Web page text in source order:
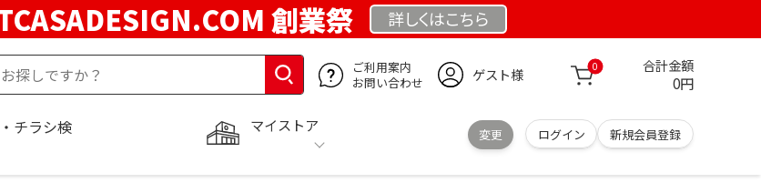
創業祭 詳しくはこちら
ご利用案内
お問い合わせ
ゲスト様 0 合計金額
0円
マイストア
変更 ログイン 新規会員登録
チラシ検